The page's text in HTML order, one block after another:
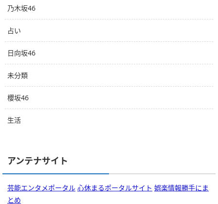
乃木坂46
占い
日向坂46
未分類
櫻坂46
生活
アンテナサイト
芸能エンタメポータル 心休まるポータルサイト 娯楽情報勝手にま
とめ